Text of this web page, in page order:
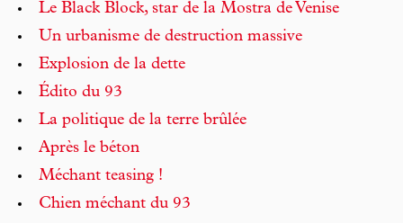
Le Black Block, star de la Mostra de Venise
Un urbanisme de destruction massive
Explosion de la dette
Édito du 93
La politique de la terre brûlée
Après le béton
Méchant teasing !
Chien méchant du 93